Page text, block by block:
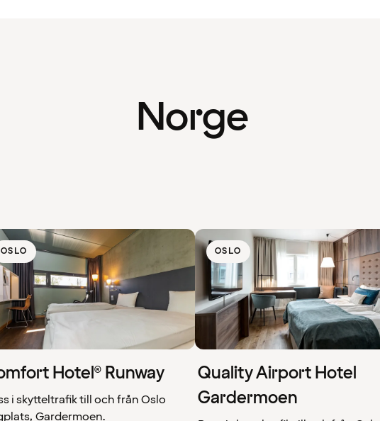
Norge
OSLO
Hotel® Runway
i skytteltrafik till och från Oslo
Gardermoen.
OSLO
Quality Airport Hotel
Gardermoen